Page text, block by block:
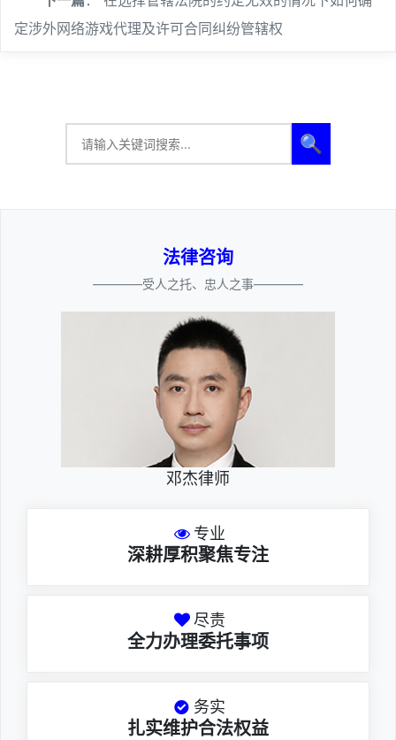
定涉外网络游戏代理及许可合同纠纷管辖权
🔍
法律咨询
————受人之托、忠人之事————
邓杰律师
专业
深耕厚积聚焦专注
尽责
全力办理委托事项
务实
扎实维护合法权益